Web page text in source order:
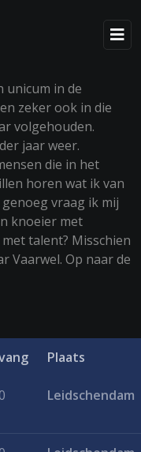
unicum in de
zeker ook in die
volgehouden.
jaar weer.
die in het
horen wat ik van
vraag ik mij
knoeier met
talent? Misschien
Vaarwel. Op naar de
Plaats
Leidschendam